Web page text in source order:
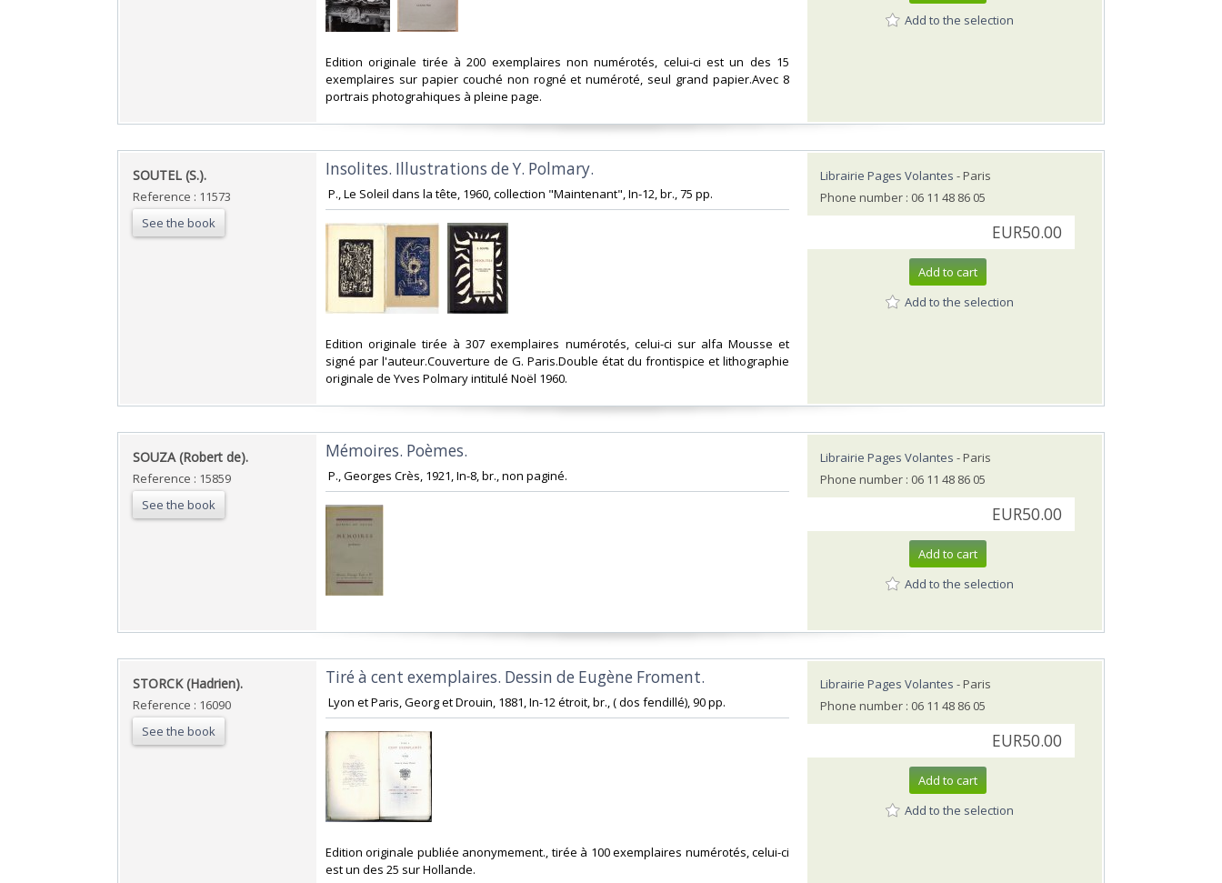
‎Edition originale tirée à 200 exemplaires non numérotés, celui-ci est un des 15
exemplaires sur papier couché non rogné et numéroté, seul grand papier.Avec 8
portrais photograhiques à pleine page. ‎
Add to the selection
‎SOUTEL (S.).‎
Reference : 11573
See the book
‎Insolites. Illustrations de Y. Polmary.‎
‎ P., Le Soleil dans la tête, 1960, collection "Maintenant", In-12, br., 75 pp. ‎
‎Edition originale tirée à 307 exemplaires numérotés, celui-ci sur alfa Mousse et
signé par l'auteur.Couverture de G. Paris.Double état du frontispice et lithographie
originale de Yves Polmary intitulé Noël 1960. ‎
Librairie Pages Volantes - Paris
Phone number : 06 11 48 86 05
EUR50.00
Add to cart
Add to the selection
‎SOUZA (Robert de). ‎
Reference : 15859
See the book
‎Mémoires. Poèmes.‎
‎ P., Georges Crès, 1921, In-8, br., non paginé. ‎
Librairie Pages Volantes - Paris
Phone number : 06 11 48 86 05
EUR50.00
Add to cart
Add to the selection
‎STORCK (Hadrien).‎
Reference : 16090
See the book
‎Tiré à cent exemplaires. Dessin de Eugène Froment.‎
‎ Lyon et Paris, Georg et Drouin, 1881, In-12 étroit, br., ( dos fendillé), 90 pp. ‎
‎Edition originale publiée anonymement., tirée à 100 exemplaires numérotés, celui-ci
est un des 25 sur Hollande. ‎
Librairie Pages Volantes - Paris
Phone number : 06 11 48 86 05
EUR50.00
Add to cart
Add to the selection